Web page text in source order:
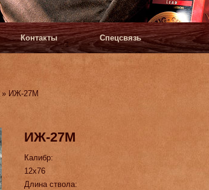
Контакты Спецсвязь
» ИЖ-27М
ИЖ-27М
Калибр:
12х76
Длина ствола: